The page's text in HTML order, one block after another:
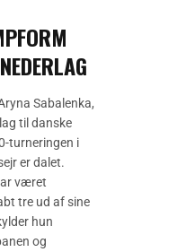
Sabalenka,
til danske
turneringen i
er dalet.
været
tre ud af sine
hun
og